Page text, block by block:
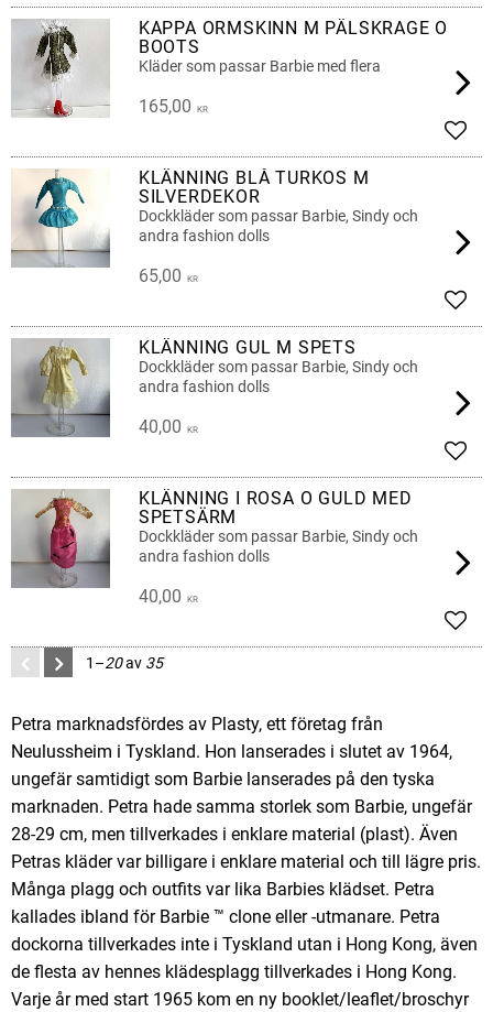
KAPPA ORMSKINN M PÄLSKRAGE O
BOOTS
Kläder som passar Barbie med flera
165,00 KR
KLÄNNING BLÅ TURKOS M
SILVERDEKOR
Dockkläder som passar Barbie, Sindy och
andra fashion dolls
65,00 KR
KLÄNNING GUL M SPETS
Dockkläder som passar Barbie, Sindy och
andra fashion dolls
40,00 KR
KLÄNNING I ROSA O GULD MED
SPETSÄRM
Dockkläder som passar Barbie, Sindy och
andra fashion dolls
40,00 KR
1–20av 35
Petra marknadsfördes av Plasty, ett företag från
Neulussheim i Tyskland. Hon lanserades i slutet av 1964,
ungefär samtidigt som Barbie lanserades på den tyska
marknaden. Petra hade samma storlek som Barbie, ungefär
28-29 cm, men tillverkades i enklare material (plast). Även
Petras kläder var billigare i enklare material och till lägre pris.
Många plagg och outfits var lika Barbies klädset. Petra
kallades ibland för Barbie ™ clone eller -utmanare. Petra
dockorna tillverkades inte i Tyskland utan i Hong Kong, även
de flesta av hennes klädesplagg tillverkades i Hong Kong.
Varje år med start 1965 kom en ny booklet/leaflet/broschyr